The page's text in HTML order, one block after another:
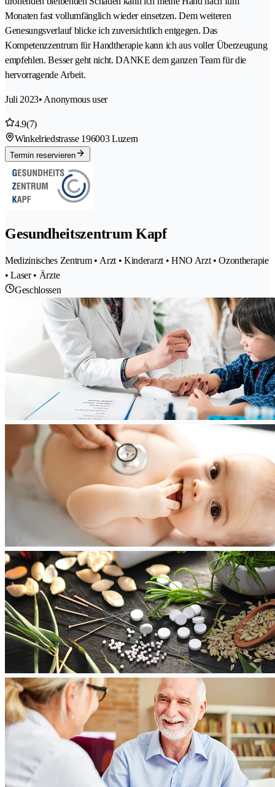
Monaten fast vollumfänglich wieder einsetzen. Dem weiteren
Genesungsverlauf blicke ich zuversichtlich entgegen. Das
Kompetenzzentrum für Handtherapie kann ich aus voller Überzeugung
empfehlen. Besser geht nicht. DANKE dem ganzen Team für die
hervorragende Arbeit.
Juli 2023• Anonymous user
4.9(7)
Winkelriedstrasse 196003 Luzern
Termin reservieren
Gesundheitszentrum Kapf
Medizinisches Zentrum • Arzt • Kinderarzt • HNO Arzt • Ozontherapie
• Laser • Ärzte
Geschlossen